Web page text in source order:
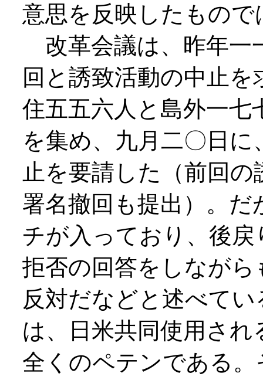
意思を反映したもので
改革会議は、昨年一
回と誘致活動の中止
住五五六人と島外一七
を集め、九月二〇日
止を要請した（前回
署名撤回も提出）。
チが入っており、後
拒否の回答をしなが
反対だなどと述べて
は、日米共同使用さ
全くのペテンである